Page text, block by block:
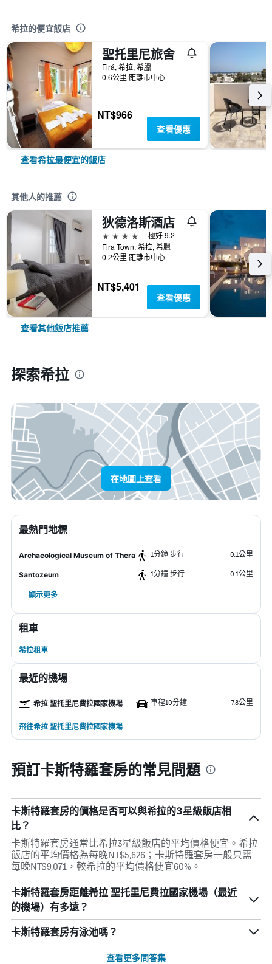
希拉的便宜飯店
聖托里尼旅舍
Firá, 希拉, 希臘
0.6公里 距離市中心
NT$966
查看優惠
查看希拉最便宜的飯店
其他人的推薦
狄德洛斯酒店
4星級
極好 9.2
Fira Town, 希拉, 希臘
0.2公里 距離市中心
NT$5,401
查看優惠
查看其他飯店推薦
探索希拉
在地圖上查看
最熱門地標
Archaeological Museum of Thera 1分鐘 步行 0.1公里
Santozeum 1分鐘 步行 0.1公里
顯示更多
租車
希拉租車
最近的機場
希拉 聖托里尼費拉國家機場 車程10分鐘 7.8公里
飛往希拉 聖托里尼費拉國家機場
預訂卡斯特羅套房的常見問題
卡斯特羅套房的價格是否可以與希拉的3星級飯店相
比？
卡斯特羅套房通常比希拉3星級飯店的平均價格便宜。希拉
飯店的平均價格為每晚NT$5,626；卡斯特羅套房一般只需
每晚NT$9,071，較希拉的平均價格便宜60%。
卡斯特羅套房距離希拉 聖托里尼費拉國家機場（最近
的機場）有多遠？
卡斯特羅套房有泳池嗎？
查看更多問答集